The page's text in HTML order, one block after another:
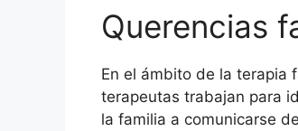
Querencias
En el ámbito de la terapia
terapeutas trabajan para
la familia a comunicarse